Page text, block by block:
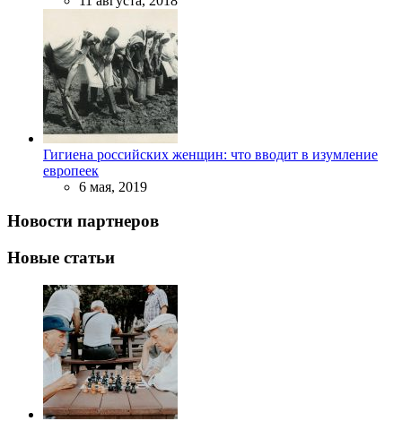
Гигиена российских женщин: что вводит в изумление
европеек
6 мая, 2019
Новости партнеров
Новые статьи